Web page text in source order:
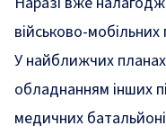
військово-мобільних
У найближчих
обладнанням інших
медичних